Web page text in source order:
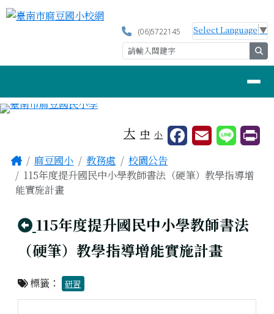
跳至主內容區
臺南市麻豆國小校網
(06)5722145 Select Language ▼
大 中 小
主內容區域
Home麻豆國小 教務處
校園公告
115年度提升國民中小學教師書法（硬筆）教學指導增
能實施計畫
回上頁
115年度提升國民中小學教師書法
（硬筆）教學指導增能實施計畫
標籤： 研習
頁尾區域